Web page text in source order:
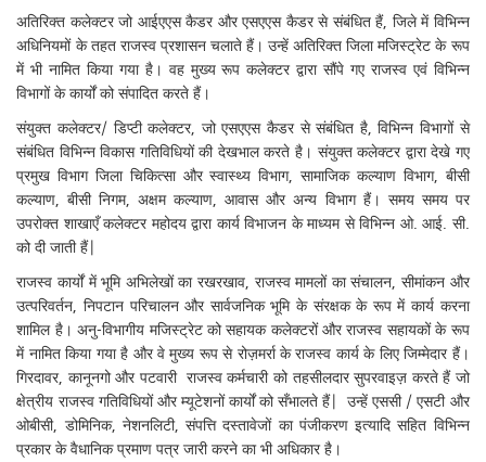
अतिरिक्त कलेक्टर जो आईएएस कैडर और एसएएस कैडर से संबंधित हैं, जिले में विभिन्न
अधिनियमों के तहत राजस्व प्रशासन चलाते हैं। उन्हें अतिरिक्त जिला मजिस्ट्रेट के रूप
में भी नामित किया गया है। वह मुख्य रूप कलेक्टर द्वारा सौंपे गए राजस्व एवं विभिन्न
विभागों के कार्यों को संपादित करते हैं।
संयुक्त कलेक्टर/ डिप्टी कलेक्टर, जो एसएएस कैडर से संबंधित है, विभिन्न विभागों से
संबंधित विभिन्न विकास गतिविधियों की देखभाल करते है। संयुक्त कलेक्टर द्वारा देखे गए
प्रमुख विभाग जिला चिकित्सा और स्वास्थ्य विभाग, सामाजिक कल्याण विभाग, बीसी
कल्याण, बीसी निगम, अक्षम कल्याण, आवास और अन्य विभाग हैं। समय समय पर
उपरोक्त शाखाएँ कलेक्टर महोदय द्वारा कार्य विभाजन के माध्यम से विभिन्न ओ. आई. सी.
को दी जाती हैं|
राजस्व कार्यों में भूमि अभिलेखों का रखरखाव, राजस्व मामलों का संचालन, सीमांकन और
उत्परिवर्तन, निपटान परिचालन और सार्वजनिक भूमि के संरक्षक के रूप में कार्य करना
शामिल है। अनु-विभागीय मजिस्ट्रेट को सहायक कलेक्टरों और राजस्व सहायकों के रूप
में नामित किया गया है और वे मुख्य रूप से रोज़मर्रा के राजस्व कार्य के लिए जिम्मेदार हैं।
गिरदावर, कानूनगो और पटवारी राजस्व कर्मचारी को तहसीलदार सुपरवाइज़ करते हैं जो
क्षेत्रीय राजस्व गतिविधियों और म्यूटेशनों कार्यों को सँभालते हैं| उन्हें एससी / एसटी और
ओबीसी, डोमिनिक, नेशनलिटी, संपत्ति दस्तावेजों का पंजीकरण इत्यादि सहित विभिन्न
प्रकार के वैधानिक प्रमाण पत्र जारी करने का भी अधिकार है।